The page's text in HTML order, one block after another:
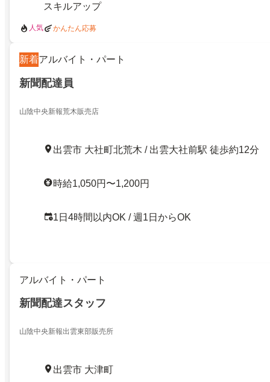
スキルアップ
人気 かんたん応募
新着アルバイト・パート
新聞配達員
山陰中央新報荒木販売店
出雲市 大社町北荒木 / 出雲大社前駅 徒歩約12分
時給1,050円〜1,200円
1日4時間以内OK / 週1日からOK
アルバイト・パート
新聞配達スタッフ
山陰中央新報出雲東部販売所
出雲市 大津町